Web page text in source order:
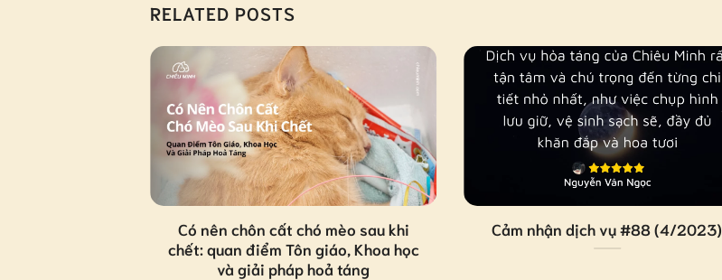
RELATED POSTS
Có nên chôn cất chó mèo sau khi
chết: quan điểm Tôn giáo, Khoa học
và giải pháp hoả táng
Cảm nhận dịch vụ #88 (4/2023)